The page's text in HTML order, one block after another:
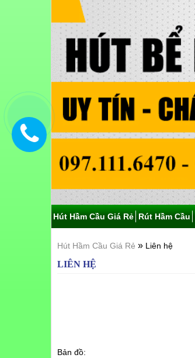
Hút Hầm Cầu Giá Rẻ Rút Hầm Cầu
Hút Hầm Cầu Giá Rẻ » Liên hệ
LIÊN HỆ
Bản đồ: